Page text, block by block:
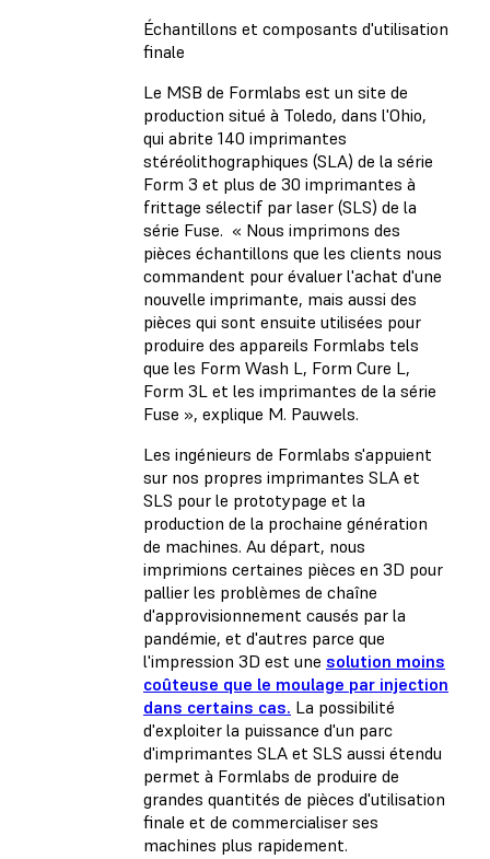
Échantillons et composants d'utilisation
finale
Le MSB de Formlabs est un site de
production situé à Toledo, dans l'Ohio,
qui abrite 140 imprimantes
stéréolithographiques (SLA) de la série
Form 3 et plus de 30 imprimantes à
frittage sélectif par laser (SLS) de la
série Fuse. « Nous imprimons des
pièces échantillons que les clients nous
commandent pour évaluer l'achat d'une
nouvelle imprimante, mais aussi des
pièces qui sont ensuite utilisées pour
produire des appareils Formlabs tels
que les Form Wash L, Form Cure L,
Form 3L et les imprimantes de la série
Fuse », explique M. Pauwels.
Les ingénieurs de Formlabs s'appuient
sur nos propres imprimantes SLA et
SLS pour le prototypage et la
production de la prochaine génération
de machines. Au départ, nous
imprimions certaines pièces en 3D pour
pallier les problèmes de chaîne
d'approvisionnement causés par la
pandémie, et d'autres parce que
l'impression 3D est une solution moins
coûteuse que le moulage par injection
dans certains cas. La possibilité
d'exploiter la puissance d'un parc
d'imprimantes SLA et SLS aussi étendu
permet à Formlabs de produire de
grandes quantités de pièces d'utilisation
finale et de commercialiser ses
machines plus rapidement.